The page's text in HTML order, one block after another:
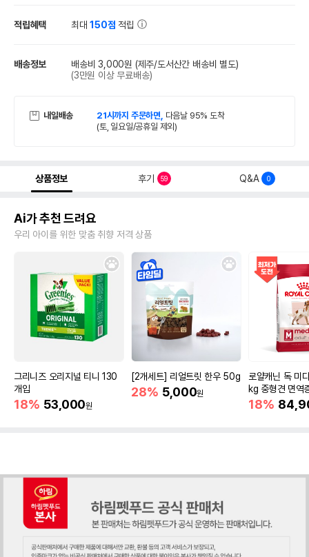
적립혜택 최대150점 적립
배송정보 배송비 3,000원 (제주/도서산간 배송비 별도)
(3만원 이상 무료배송)
내일배송 21시까지 주문하면, 다음날 95% 도착
(토, 일요일/공휴일 제외)
상품정보 후기 59 Q&A 0
Ai가 추천 드려요
우리 아이를 위한 맞춤 취향 저격 상품
그리니즈 오리지널 티니 130
개입
18% 53,000원
[2개세트] 리얼트릿 한우 50g
28% 5,000원
로얄캐닌 독 미
kg 중형견 면역
18%